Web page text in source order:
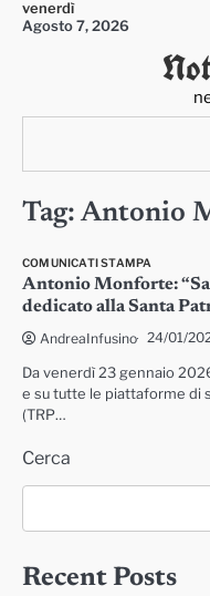
Skipvenerdì
Agosto 7, 2026
Tag:Antonio
COMUNICATI STAMPA
Antonio Monforte:
dedicato alla Santa
AndreaInfusino 24/01/
Da venerdì 23 gennaio
e su tutte le piattaforme di
(TRP…
Cerca
Recent Posts